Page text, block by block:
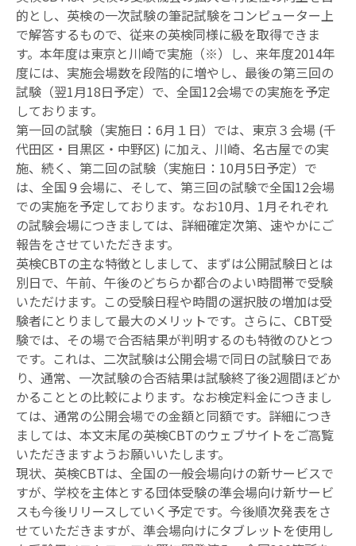
アカウント
英検で海外留学
通訳ガイド試験での活用
受験者マイページ
お知らせ
よくあるご質問・
お問い合わせ
サイトマップ
的とし、英検の一次試験の筆記試験をコンピューター上
で解答するもので、従来の英検同様に級を取得できま
す。本年度は東京と川崎で実施（※）し、来年度2014年
度には、実施会場数を段階的に増やし、最後の第三回の
試験（翌1月18日予定）で、全国12会場での実施を予定
しております。
第一回の試験（実施日：6月１日）では、東京３会場 (千
代田区・目黒区・中野区) に加え、川崎、名古屋での実
施、続く、第二回の試験（実施日：10月5日予定）で
は、全国９会場に、そして、第三回の試験で全国12会場
での実施を予定しております。なお10月、1月それぞれ
の試験会場につきましては、詳細確定次第、速やかにご
報告をさせていただきます。
英検CBTの主な特徴としまして、まずは公開試験日とは
別日で、午前、午後のどちらか都合のよい時間帯で受験
いただけます。この受験日程や時間の選択肢の増加は受
験者にとりまして最大のメリットです。さらに、CBT受
験では、その場で合否結果が判明するのも特徴のひとつ
です。これは、二次試験は公開会場で同日の試験日であ
り、通常、一次試験の合否結果は試験終了後2週間ほどか
かることとの比較によります。なお検定料金につきまし
ては、通常の公開会場での金額と同額です。詳細につき
ましては、本文末尾の英検CBTのウェブサイトをご高覧
いただきますようお願いいたします。
現状、英検CBTは、全国の一般会場向けの新サービスで
すが、学校を主体とする団体受験の準会場向け新サービ
スも今後リリースしていく予定です。今後順次発表をさ
せていただきますが、準会場向けにタブレットを使用し